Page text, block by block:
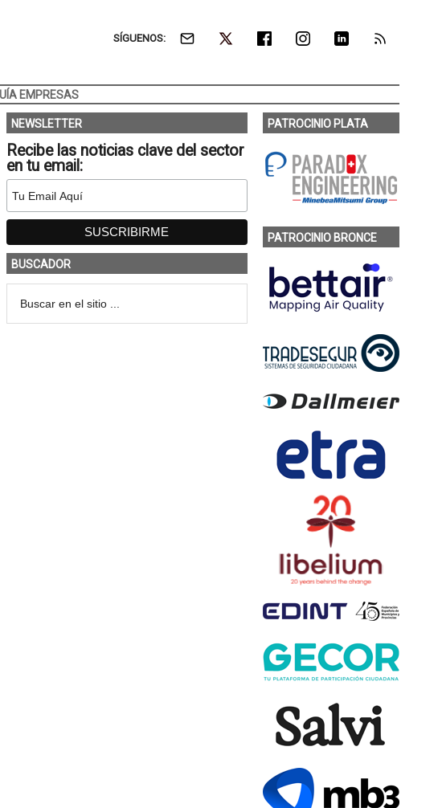
SÍGUENOS:
EMPRESAS
NEWSLETTER
Recibe las noticias clave del sector
en tu email:
BUSCADOR
PATROCINIO PLATA
PATROCINIO BRONCE